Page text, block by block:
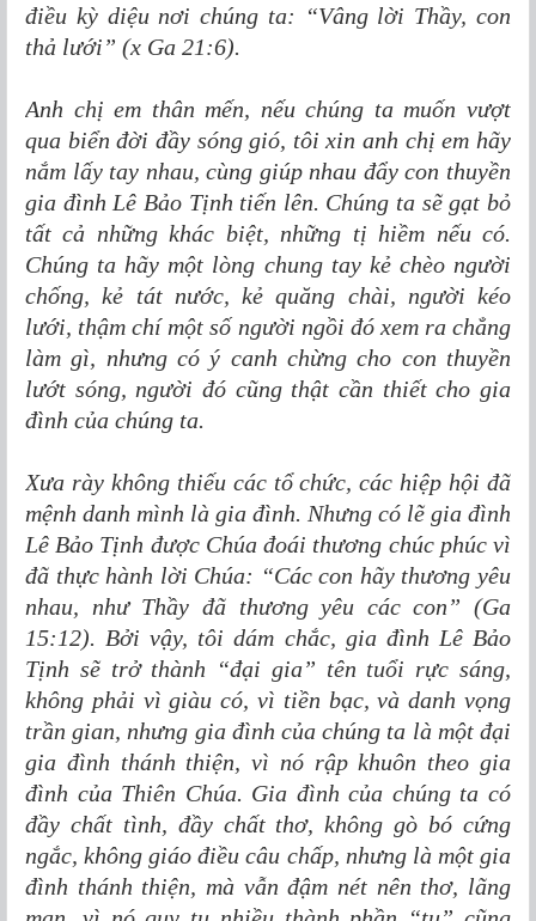
điều kỳ diệu nơi chúng ta: “Vâng lời Thầy, con
thả lưới” (x Ga 21:6).
Anh chị em thân mến, nếu chúng ta muốn vượt
qua biển đời đầy sóng gió, tôi xin anh chị em hãy
nắm lấy tay nhau, cùng giúp nhau đẩy con thuyền
gia đình Lê Bảo Tịnh tiến lên. Chúng ta sẽ gạt bỏ
tất cả những khác biệt, những tị hiềm nếu có.
Chúng ta hãy một lòng chung tay kẻ chèo người
chống, kẻ tát nước, kẻ quăng chài, người kéo
lưới, thậm chí một số người ngồi đó xem ra chẳng
làm gì, nhưng có ý canh chừng cho con thuyền
lướt sóng, người đó cũng thật cần thiết cho gia
đình của chúng ta.
Xưa rày không thiếu các tổ chức, các hiệp hội đã
mệnh danh mình là gia đình. Nhưng có lẽ gia đình
Lê Bảo Tịnh được Chúa đoái thương chúc phúc vì
đã thực hành lời Chúa: “Các con hãy thương yêu
nhau, như Thầy đã thương yêu các con” (Ga
15:12). Bởi vậy, tôi dám chắc, gia đình Lê Bảo
Tịnh sẽ trở thành “đại gia” tên tuổi rực sáng,
không phải vì giàu có, vì tiền bạc, và danh vọng
trần gian, nhưng gia đình của chúng ta là một đại
gia đình thánh thiện, vì nó rập khuôn theo gia
đình của Thiên Chúa. Gia đình của chúng ta có
đầy chất tình, đầy chất thơ, không gò bó cứng
ngắc, không giáo điều câu chấp, nhưng là một gia
đình thánh thiện, mà vẫn đậm nét nên thơ, lãng